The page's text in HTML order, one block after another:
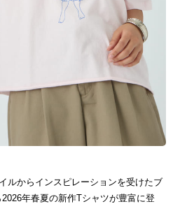
ルからインスピレーションを受けたブ
年春夏の新作Tシャツが豊富に登